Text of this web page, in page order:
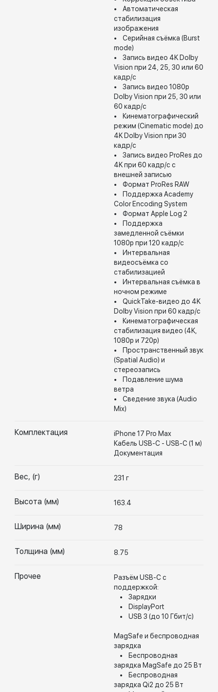
• Автоматическая
стабилизация
изображения
• Серийная съёмка (Burst
mode)
• Запись видео 4K Dolby
Vision при 24, 25, 30 или 60
кадр/с
• Запись видео 1080p
Dolby Vision при 25, 30 или
60 кадр/с
• Кинематографический
режим (Cinematic mode) до
4K Dolby Vision при 30
кадр/с
• Запись видео ProRes до
4K при 60 кадр/с с
внешней записью
• Формат ProRes RAW
• Поддержка Academy
Color Encoding System
• Формат Apple Log 2
• Поддержка
замедленной съёмки
1080p при 120 кадр/с
• Интервальная
видеосъёмка со
стабилизацией
• Интервальная съёмка в
ночном режиме
• QuickTake-видео до 4K
Dolby Vision при 60 кадр/с
• Кинематографическая
стабилизация видео (4K,
1080p и 720p)
• Пространственный звук
(Spatial Audio) и
стереозапись
• Подавление шума
ветра
• Сведение звука (Audio
Mix)
Комплектация
iPhone 17 Pro Max
Кабель USB-C - USB-C (1 м)
Документация
Вес, (г) 231 г
Высота (мм) 163.4
Ширина (мм) 78
Толщина (мм) 8.75
Прочее
Разъём USB-C с
поддержкой:
• Зарядки
• DisplayPort
• USB 3 (до 10 Гбит/с)
MagSafe и беспроводная
зарядка
• Беспроводная
зарядка MagSafe до 25 Вт
• Беспроводная
зарядка Qi2 до 25 Вт